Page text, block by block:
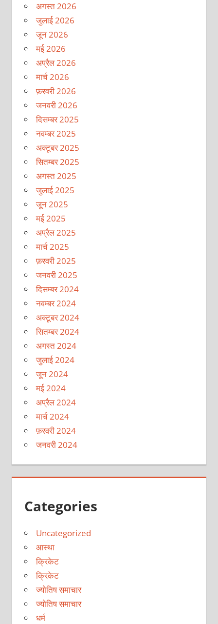
अगस्त 2026
जुलाई 2026
जून 2026
मई 2026
अप्रैल 2026
मार्च 2026
फ़रवरी 2026
जनवरी 2026
दिसम्बर 2025
नवम्बर 2025
अक्टूबर 2025
सितम्बर 2025
अगस्त 2025
जुलाई 2025
जून 2025
मई 2025
अप्रैल 2025
मार्च 2025
फ़रवरी 2025
जनवरी 2025
दिसम्बर 2024
नवम्बर 2024
अक्टूबर 2024
सितम्बर 2024
अगस्त 2024
जुलाई 2024
जून 2024
मई 2024
अप्रैल 2024
मार्च 2024
फ़रवरी 2024
जनवरी 2024
Categories
Uncategorized
आस्था
क्रिकेट
क्रिकेट
ज्योतिष समाचार
ज्योतिष समाचार
धर्म